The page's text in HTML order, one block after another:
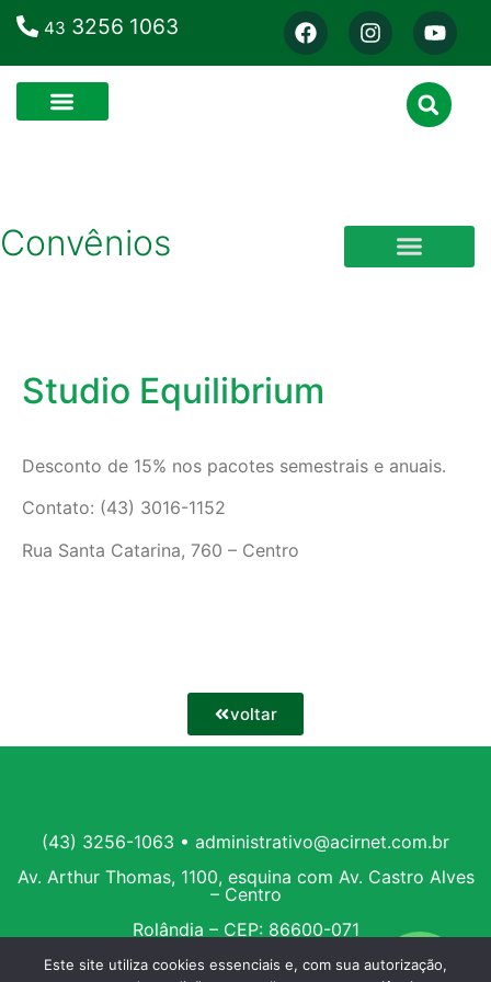
43 3256 1063
Convênios
Studio Equilibrium
Desconto de 15% nos pacotes semestrais e anuais.
Contato: (43) 3016-1152
Rua Santa Catarina, 760 – Centro
voltar
(43) 3256-1063 • administrativo@acirnet.com.br
Av. Arthur Thomas, 1100, esquina com Av. Castro Alves
– Centro
Rolândia – CEP: 86600-071
Este site utiliza cookies essenciais e, com sua autorização,